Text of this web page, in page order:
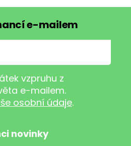
e-mailem
vzpruhu z
e-mailem.
osobní údaje.